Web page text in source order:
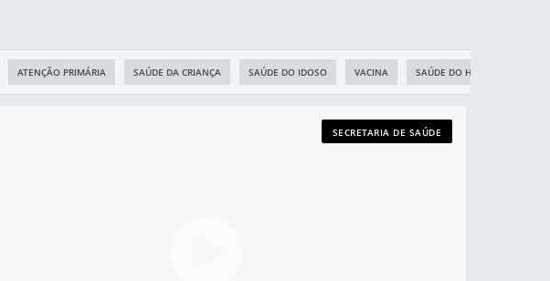
ATENÇÃO PRIMÁRIA SAÚDE DA CRIANÇA SAÚDE DO IDOSO VACINA SAÚDE DO HOMEM
SECRETARIA DE SAÚDE